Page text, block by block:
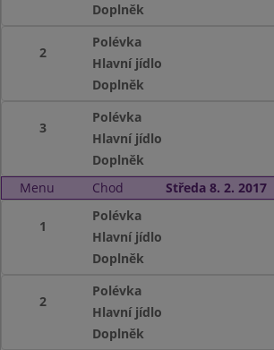
Doplněk
2
Polévka
Hlavní jídlo
Doplněk
3
Polévka
Hlavní jídlo
Doplněk
Menu
Chod Středa 8. 2. 2017
1
Polévka
Hlavní jídlo
Doplněk
2
Polévka
Hlavní jídlo
Doplněk